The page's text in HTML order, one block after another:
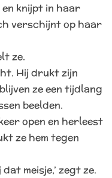
knijpt in haar
verschijnt op haar
ze.
Hij drukt zijn
ze een tijdlang
beelden.
open en herleest
ze hem tegen
meisje,’ zegt ze.